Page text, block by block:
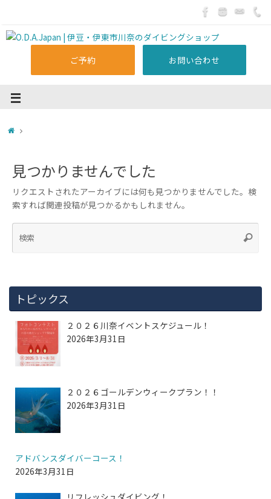
ご予約 お問い合わせ
見つかりませんでした
リクエストされたアーカイブには何も見つかりませんでした。検
索すれば関連投稿が見つかるかもしれません。
トピックス
２０２６川奈イベントスケジュール！
2026年3月31日
２０２６ゴールデンウィークプラン！！
2026年3月31日
アドバンスダイバーコース！
2026年3月31日